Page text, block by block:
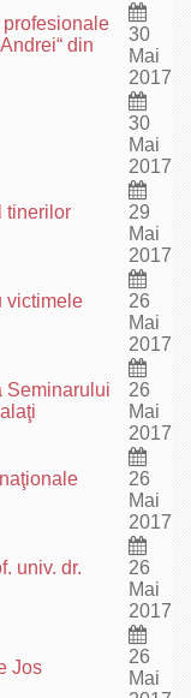
profesionale
din
30
Mai
2017
30
Mai
2017
tinerilor
29
Mai
2017
victimele
26
Mai
2017
Seminarului
26
Mai
2017
26
Mai
2017
univ. dr.
26
Mai
2017
Jos
26
Mai